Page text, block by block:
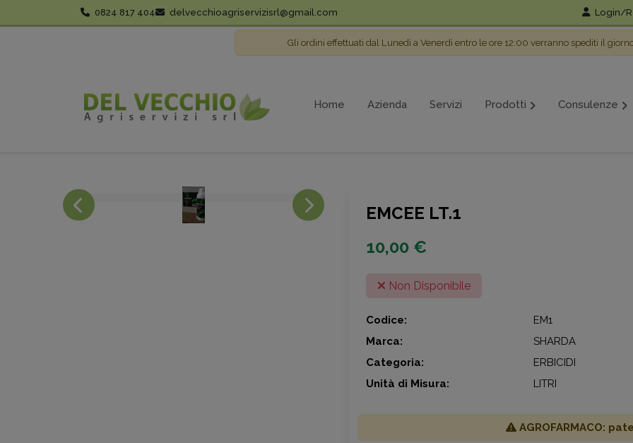
0824 817 404 delvecchioagriservizisrl@gmail.com Login/
Gli ordini effettuati dal Lunedì a Venerdì entro le ore 12:00 verranno spediti il
Home Azienda Servizi Prodotti Consulenze
EMCEE LT.1
10,00 €
Non Disponibile
Codice:
EM1
Marca:
SHARDA
Categoria:
ERBICIDI
Unità di Misura:
LITRI
AGROFARMACO: